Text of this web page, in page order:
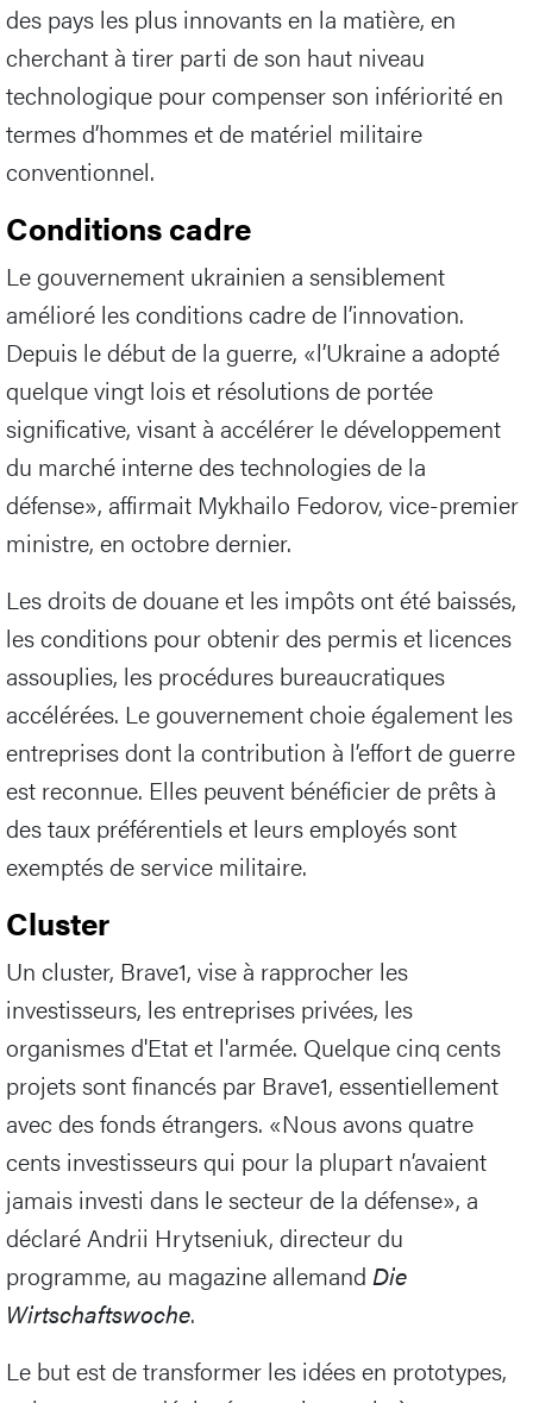
des pays les plus innovants en la matière, en
cherchant à tirer parti de son haut niveau
technologique pour compenser son infériorité en
termes d’hommes et de matériel militaire
conventionnel.
Conditions cadre
Le gouvernement ukrainien a sensiblement
amélioré les conditions cadre de l’innovation.
Depuis le début de la guerre, «l’Ukraine a adopté
quelque vingt lois et résolutions de portée
significative, visant à accélérer le développement
du marché interne des technologies de la
défense», affirmait Mykhailo Fedorov, vice-premier
ministre, en octobre dernier.
Les droits de douane et les impôts ont été baissés,
les conditions pour obtenir des permis et licences
assouplies, les procédures bureaucratiques
accélérées. Le gouvernement choie également les
entreprises dont la contribution à l’effort de guerre
est reconnue. Elles peuvent bénéficier de prêts à
des taux préférentiels et leurs employés sont
exemptés de service militaire.
Cluster
Un cluster, Brave1, vise à rapprocher les
investisseurs, les entreprises privées, les
organismes d'Etat et l'armée. Quelque cinq cents
projets sont financés par Brave1, essentiellement
avec des fonds étrangers. «Nous avons quatre
cents investisseurs qui pour la plupart n’avaient
jamais investi dans le secteur de la défense», a
déclaré Andrii Hrytseniuk, directeur du
programme, au magazine allemand Die
Wirtschaftswoche.
Le but est de transformer les idées en prototypes,